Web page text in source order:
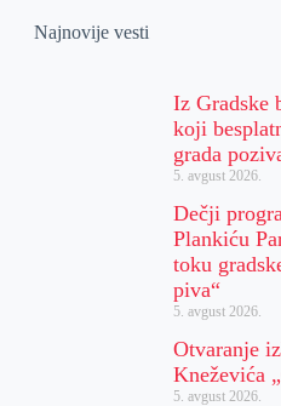
Najnovije vesti
Iz Gradske
koji
grada
5. avgust 2026.
Dečji
Plankiću
toku
piva“
5. avgust 2026.
Otvaranje
Kneževića
5. avgust 2026.